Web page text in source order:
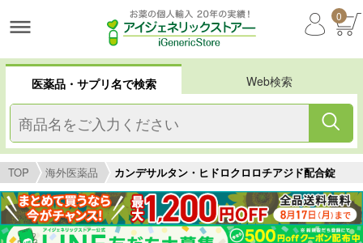
0
医薬品・サプリ名で検索 Web検索
TOP 海外医薬品 カンデサルタン・ヒドロクロロチアジド配合錠